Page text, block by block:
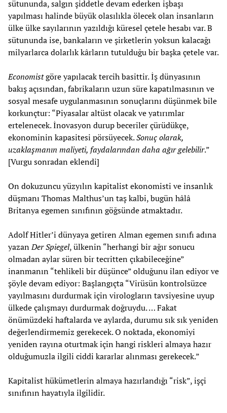
sütununda, salgın şiddetle devam ederken işbaşı
yapılması halinde büyük olasılıkla ölecek olan insanların
ülke ülke sayılarının yazıldığı küresel çetele hesabı var. B
sütununda ise, bankaların ve şirketlerin yoksun kalacağı
milyarlarca dolarlık kârların tutulduğu bir başka çetele var.
Economistgöre yapılacak tercih basittir. İş dünyasının
bakış açısından, fabrikaların uzun süre kapatılmasının ve
sosyal mesafe uygulanmasının sonuçlarını düşünmek bile
korkunçtur: “Piyasalar altüst olacak ve yatırımlar
ertelenecek. İnovasyon durup beceriler çürüdükçe,
ekonominin kapasitesi pörsüyecek.Sonuç olarak,
uzaklaşmanın maliyeti, faydalarından daha ağırgelebilir.”
[Vurgu sonradan eklendi]
On dokuzuncu yüzyılın kapitalist ekonomisti ve insanlık
düşmanı Thomas Malthus’un taş kalbi, bugün hâlâ
Britanya egemen sınıfının göğsünde atmaktadır.
Adolf Hitler’i dünyaya getiren Alman egemen sınıfı adına
yazanDer Spiegel, ülkenin “herhangi bir ağır sonucu
olmadan aylar süren bir tecritten çıkabileceğine”
inanmanın “tehlikeli bir düşünce” olduğunu ilan ediyor ve
şöyle devam ediyor: Başlangıçta “Virüsün kontrolsüzce
yayılmasını durdurmak için virologların tavsiyesine uyup
ülkede çalışmayı durdurmak doğruydu. … Fakat
önümüzdeki haftalarda ve aylarda, durumu sık sık yeniden
değerlendirmemiz gerekecek. O noktada, ekonomiyi
yeniden rayına oturtmak için hangi riskleri almaya hazır
olduğumuzla ilgili ciddi kararlar alınması gerekecek.”
Kapitalist hükümetlerin almaya hazırlandığı “risk”, işçi
sınıfının hayatıyla ilgilidir.